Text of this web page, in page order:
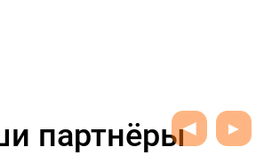
партнёры